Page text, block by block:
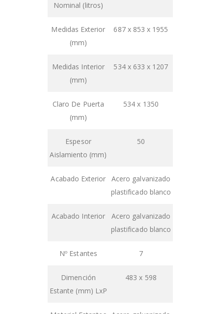
Nominal (litros)
Medidas Exterior
(mm)
687 x 853 x 1955
Medidas Interior
(mm)
534 x 633 x 1207
Claro De Puerta
(mm)
534 x 1350
Espesor
Aislamiento (mm)
50
Acabado Exterior
Acero galvanizado
plastificado blanco
Acabado Interior
Acero galvanizado
plastificado blanco
Nº Estantes 7
Dimención
Estante (mm) LxP
483 x 598